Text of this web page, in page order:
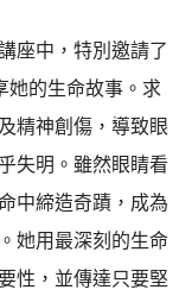
座中，特別邀請了
她的生命故事。求
精神創傷，導致眼
失明。雖然眼睛看
中締造奇蹟，成為
她用最深刻的生命
性，並傳達只要堅